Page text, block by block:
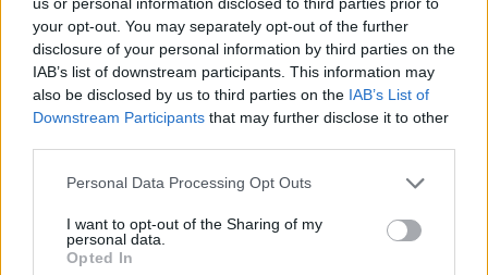
your opt-out. You may separately opt-out of the further
disclosure of your personal information by third parties on the
IAB’s list of downstream participants. This information may
also be disclosed by us to third parties on the IAB’s List of
Downstream Participants that may further disclose it to other
Personal Data Processing Opt Outs
I want to opt-out of the Sharing of my
personal data.
Opted In
Vuelve a la que fue su casa para ayudar de nuevo al
serbio a conquistar la gloria y convertirse en ese jugador
anhelado por todas las franquicias.
Cameron Johnsonpuede beneficiarse mucho de la
atención defensiva que reciba el pívot, mientras que
Chris Braunseguirá creciendo y aprovechando los
espacios generados por los demás. Mención aparte